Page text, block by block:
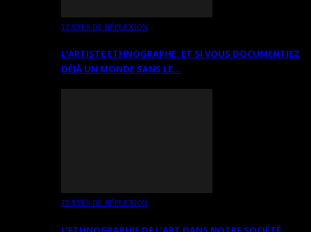
TEXTES DE RÉFLEXION
L’ARTISTE ETHNOGRAPHE: ET SI VOUS DOCUMENTIEZ
DÉJÀ UN MONDE SANS LE…
TEXTES DE RÉFLEXION